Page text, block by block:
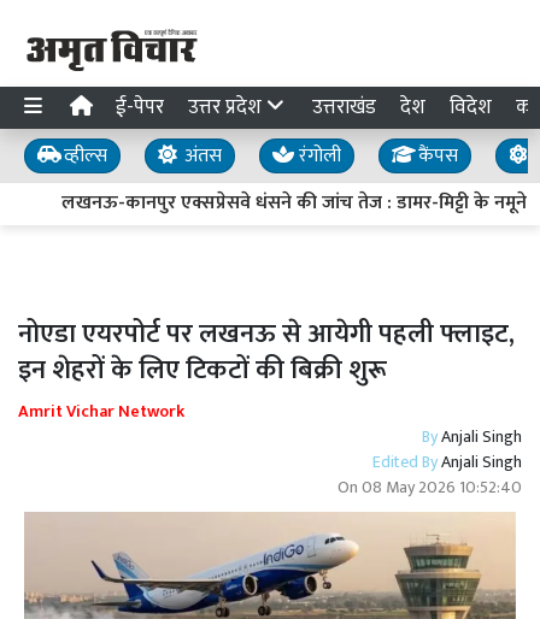
ई-पेपर उत्तर प्रदेश उत्तराखंड देश विदेश
व्हील्स अंतस रंगोली कैंपस
लखनऊ-कानपुर एक्सप्रेसवे धंसने की जांच तेज : डामर-मिट्टी के नमूने
नोएडा एयरपोर्ट पर लखनऊ से आयेगी पहली फ्लाइट,
इन शेहरों के लिए टिकटों की बिक्री शुरू
Amrit Vichar Network
ByAnjali Singh
Edited ByAnjali Singh
On08 May 2026 10:52:40